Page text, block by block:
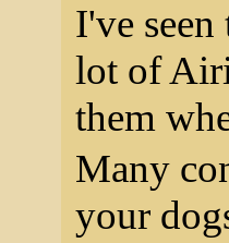
I've
lot of
them
Many
your